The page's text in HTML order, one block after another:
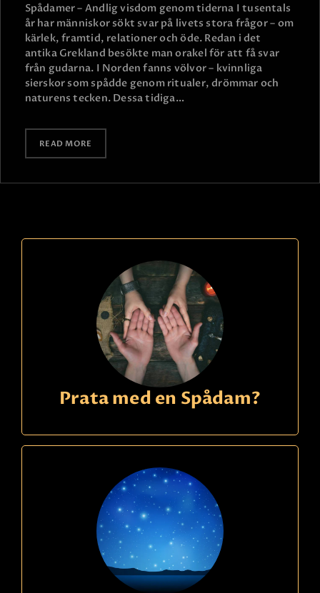
Spådamer – Andlig visdom genom tiderna I tusentals
år har människor sökt svar på livets stora frågor – om
kärlek, framtid, relationer och öde. Redan i det
antika Grekland besökte man orakel för att få svar
från gudarna. I Norden fanns völvor – kvinnliga
sierskor som spådde genom ritualer, drömmar och
naturens tecken. Dessa tidiga…
READ MORE
Prata med en Spådam?